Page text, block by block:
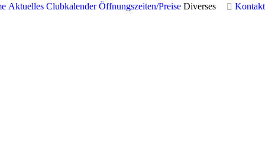
Aktuelles Clubkalender Öffnungszeiten/Preise Diverses Kontakt